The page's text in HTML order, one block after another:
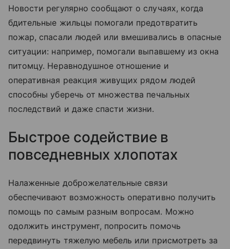
Новости регулярно сообщают о случаях, когда
бдительные жильцы помогали предотвратить
пожар, спасали людей или вмешивались в опасные
ситуации: например, помогали выпавшему из окна
питомцу. Неравнодушное отношение и
оперативная реакция живущих рядом людей
способны уберечь от множества печальных
последствий и даже спасти жизни.
Быстрое содействие в
повседневных хлопотах
Налаженные доброжелательные связи
обеспечивают возможность оперативно получить
помощь по самым разным вопросам. Можно
одолжить инструмент, попросить помочь
передвинуть тяжелую мебель или присмотреть за